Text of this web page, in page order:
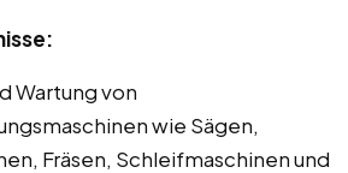
Wartung von
wie Sägen,
Fräsen, Schleifmaschinen und